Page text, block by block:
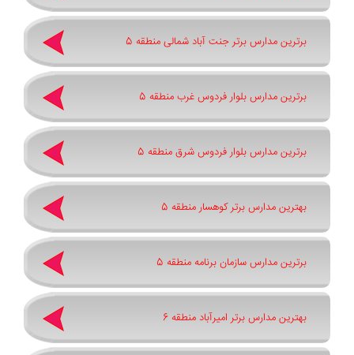
برترین مدارس برتر جنت آباد شمالی منطقه 5
برترین مدارس بلوار فردوس غرب منطقه 5
برترین مدارس بلوار فردوس شرق منطقه 5
بهترین مدارس برتر کوهسار منطقه 5
برترین مدارس سازمان برنامه منطقه 5
بهترین مدارس برتر امیرآباد منطقه 6